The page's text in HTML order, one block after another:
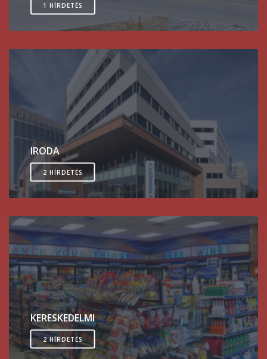
1 HÍRDETÉS
IRODA
2 HÍRDETÉS
KERESKEDELMI
2 HÍRDETÉS